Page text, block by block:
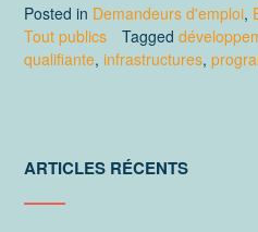
Posted in Demandeurs d'emploi,
Tout publics
Tagged
qualifiante, infrastructures,
ARTICLES RÉCENTS